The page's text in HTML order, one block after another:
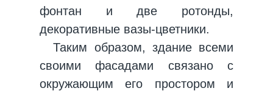
фонтан и две ротонды,
декоративные вазы-цветники.
Таким образом, здание всеми
своими фасадами связано с
окружающим его простором и